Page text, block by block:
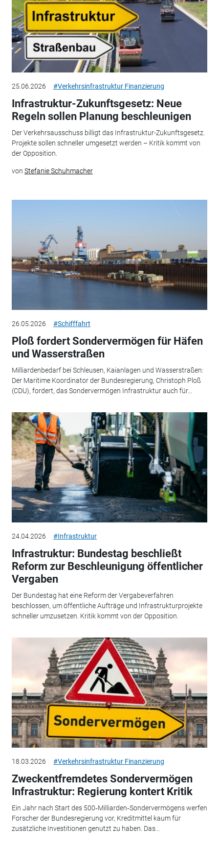
25.06.2026 #Verkehrsinfrastruktur Finanzierung
Infrastruktur-Zukunftsgesetz: Neue
Regeln sollen Planung beschleunigen
Der Verkehrsausschuss billigt das Infrastruktur-Zukunftsgesetz.
Projekte sollen schneller umgesetzt werden – Kritik kommt von
der Opposition.
von Stefanie Schuhmacher
26.05.2026 #Schifffahrt
Ploß fordert Sondervermögen für Häfen
und Wasserstraßen
Milliardenbedarf bei Schleusen, Kaianlagen und Wasserstraßen:
Der Maritime Koordinator der Bundesregierung, Christoph Ploß
(CDU), fordert, das Sondervermögen Infrastruktur auch für...
24.04.2026 #Infrastruktur
Infrastruktur: Bundestag beschließt
Reform zur Beschleunigung öffentlicher
Vergaben
Der Bundestag hat eine Reform der Vergabeverfahren
beschlossen, um öffentliche Aufträge und Infrastrukturprojekte
schneller umzusetzen. Kritik kommt von der Opposition.
18.03.2026 #Verkehrsinfrastruktur Finanzierung
Zweckentfremdetes Sondervermögen
Infrastruktur: Regierung kontert Kritik
Ein Jahr nach Start des 500‑Milliarden‑Sondervermögens werfen
Forscher der Bundesregierung vor, Kreditmittel kaum für
zusätzliche Investitionen genutzt zu haben. Das...